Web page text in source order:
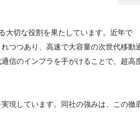
大切な役割を果たしています。近年で
つつあり、高速で大容量の次世代移動
信のインフラを手がけることで、超高
現しています。同社の強みは、この徹